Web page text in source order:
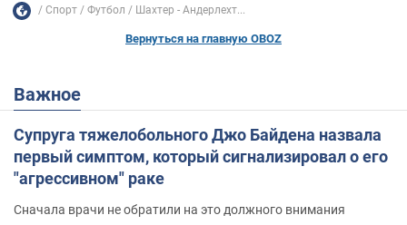
Спорт Футбол Шахтер - Андерлехт...
Вернуться на главную OBOZ
Важное
Супруга тяжелобольного Джо Байдена назвала
первый симптом, который сигнализировал о его
"агрессивном" раке
Сначала врачи не обратили на это должного внимания